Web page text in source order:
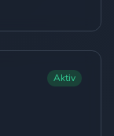
Aktiv